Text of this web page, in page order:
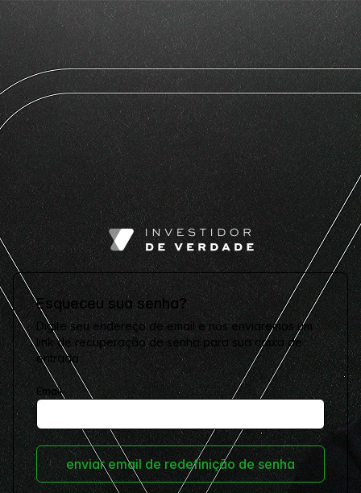
Esqueceu sua senha?
Digite seu endereço de email e nós enviaremos um
link de recuperação de senha para sua caixa de
entrada.
Email